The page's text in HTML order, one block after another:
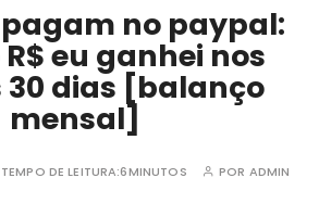
no paypal:
eu ganhei nos
dias [balanço
mensal]
TEMPO DE LEITURA:6MINUTOS POR ADMIN